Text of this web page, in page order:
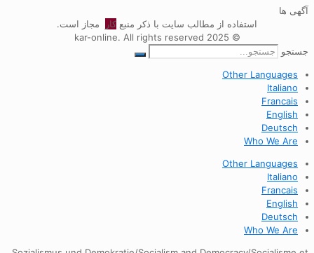
آگهی ها
استفاده از مطالب سایت با ذکر منبعکار
مجاز است.
© 2025 kar-online. All rights reserved
جستجو
Other Languages
Italiano
Francais
English
Deutsch
Who We Are
Other Languages
Italiano
Francais
English
Deutsch
Who We Are